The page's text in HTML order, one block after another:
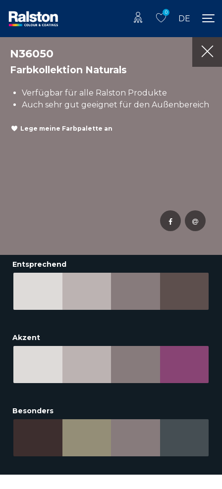
0
DE
N36050
Farbkollektion Naturals
Verfügbar für alle Ralston Produkte
Auch sehr gut geeignet für den Außenbereich
Lege meine Farbpalette an
Entsprechend
Akzent
Besonders